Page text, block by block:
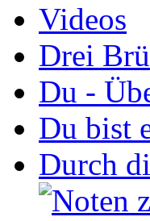
Drei
Du -
Du bist
Durch